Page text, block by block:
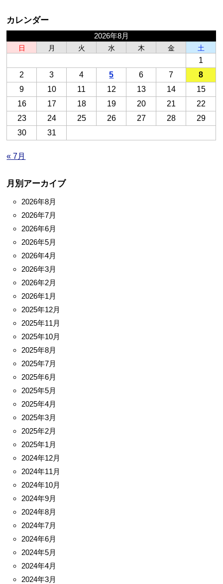
カレンダー
2026年8月
日
月 火 水 木 金 土
1
2
3 4 5 6 7
8
9
10 11 12 13 14
15
16
17 18 19 20 21
22
23
24 25 26 27 28
29
30
31
« 7月
月別アーカイブ
2026年8月
2026年7月
2026年6月
2026年5月
2026年4月
2026年3月
2026年2月
2026年1月
2025年12月
2025年11月
2025年10月
2025年8月
2025年7月
2025年6月
2025年5月
2025年4月
2025年3月
2025年2月
2025年1月
2024年12月
2024年11月
2024年10月
2024年9月
2024年8月
2024年7月
2024年6月
2024年5月
2024年4月
2024年3月